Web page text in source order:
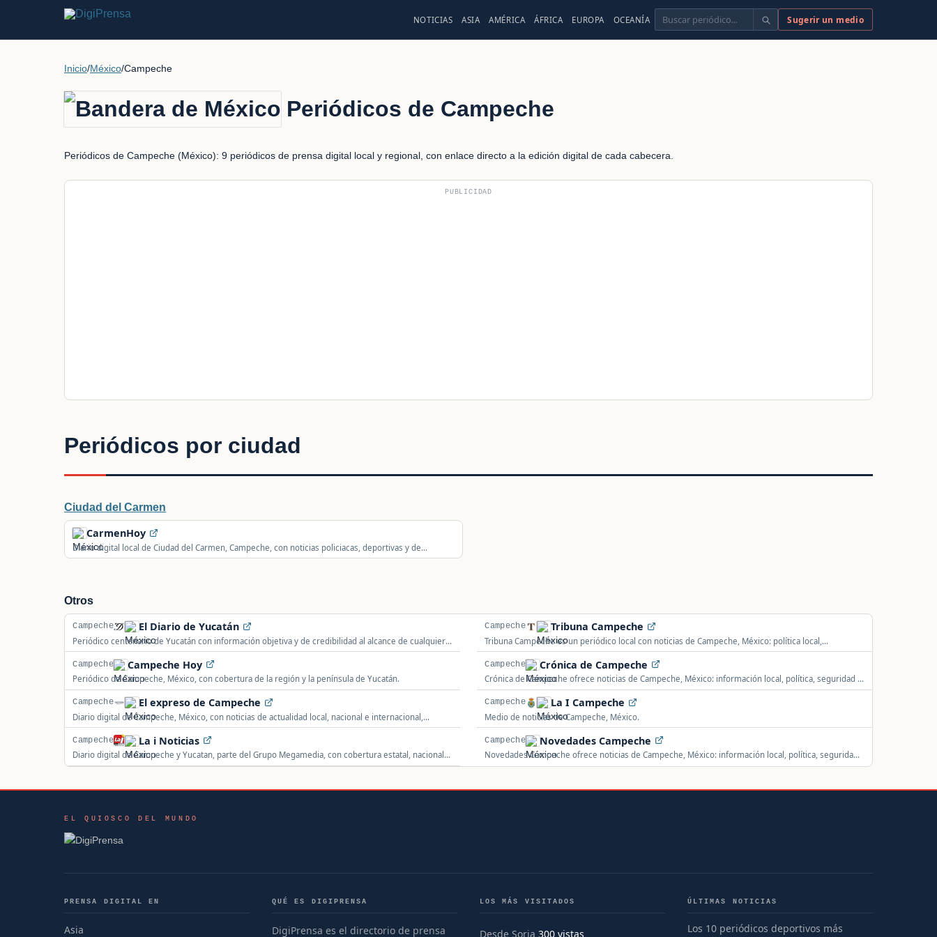
NOTICIAS ASIA AMÉRICA ÁFRICA EUROPA OCEANÍA Buscar Sugerir un medio
Inicio/México/Campeche
Periódicos de Campeche
Periódicos de Campeche (México): 9 periódicos de prensa digital local y regional, con enlace directo a la edición digital de cada cabecera.
PUBLICIDAD
Periódicos por ciudad
Ciudad del Carmen
CarmenHoy
Diario digital local de Ciudad del Carmen, Campeche, con noticias policiacas, deportivas y de
entretenimiento.
Otros
El Diario de Yucatán
Campeche
Periódico centenario de Yucatán con información objetiva y de credibilidad al alcance de cualquier
audiencia.
Tribuna Campeche
Campeche
Tribuna Campeche es un periódico local con noticias de Campeche, México: política local,
seguridad, deportes, sucesos y actualidad del municipio y su región.
Campeche Hoy
Campeche
Periódico de Campeche, México, con cobertura de la región y la península de Yucatán.
Crónica de Campeche
Campeche
Crónica de Campeche ofrece noticias de Campeche, México: información local, política, seguridad y
actualidad de la comunidad.
El expreso de Campeche
Campeche
Diario digital de Campeche, México, con noticias de actualidad local, nacional e internacional,
columnas de opinión y contenidos diarios.
La I Campeche
Campeche
Medio de noticias de Campeche, México.
La i Noticias
Campeche
Diario digital de Campeche y Yucatan, parte del Grupo Megamedia, con cobertura estatal, nacional e
internacional.
Novedades Campeche
Campeche
Novedades Campeche ofrece noticias de Campeche, México: información local, política, seguridad
y actualidad de la comunidad.
EL QUIOSCO DEL MUNDO
PRENSA DIGITAL EN
Asia
QUÉ ES DIGIPRENSA
DigiPrensa es el directorio de prensa
LOS MÁS VISITADOS
Desde Soria 300 vistas
ÚLTIMAS NOTICIAS
Los 10 periódicos deportivos más